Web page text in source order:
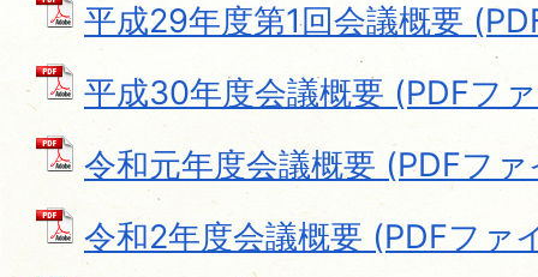
平成29年度第1回会議概要
平成30年度会議概要 (PDFフ
令和元年度会議概要 (PDFフ
令和2年度会議概要 (PDFファ